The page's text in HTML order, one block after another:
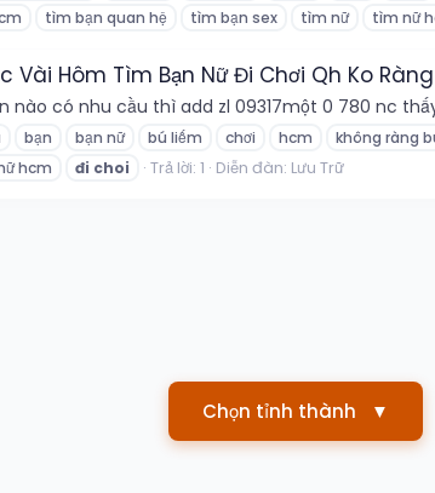
tìm bạn quan hệ tìm bạn sex tìm nữ tìm nữ
Vài Hôm Tìm Bạn Nữ Đi Chơi Qh Ko
nào có nhu cầu thì add zl 09317một 0 780 nc
bạn bạn nữ bú liếm chơi hcm không ràng
hcm đi choi Trả lời: 1 Diễn đàn: Lưu Trữ
Chọn tỉnh thành ▼